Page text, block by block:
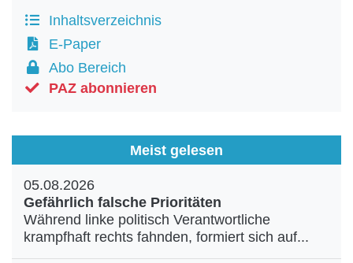
Inhaltsverzeichnis
E-Paper
Abo Bereich
PAZ abonnieren
Meist gelesen
05.08.2026
Gefährlich falsche Prioritäten
Während linke politisch Verantwortliche
krampfhaft rechts fahnden, formiert sich auf...